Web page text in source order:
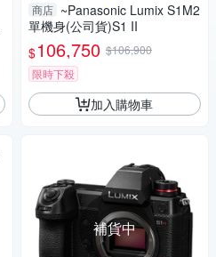
商店 ~Panasonic Lumix S1M2
單機身(公司貨)S1 II
$106,750 $106,900
限時下殺
加入購物車
補貨中